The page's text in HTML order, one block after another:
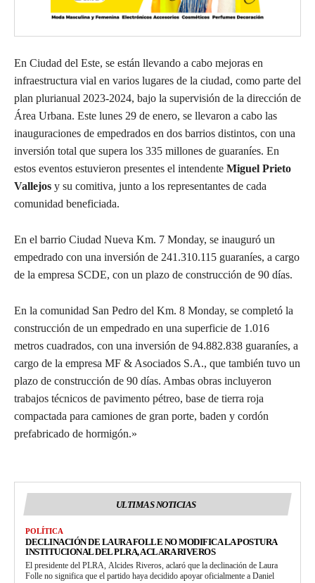
En Ciudad del Este, se están llevando a cabo mejoras en
infraestructura vial en varios lugares de la ciudad, como parte del
plan plurianual 2023-2024, bajo la supervisión de la dirección de
Área Urbana. Este lunes 29 de enero, se llevaron a cabo las
inauguraciones de empedrados en dos barrios distintos, con una
inversión total que supera los 335 millones de guaraníes. En
estos eventos estuvieron presentes el intendente Miguel Prieto
Vallejos y su comitiva, junto a los representantes de cada
comunidad beneficiada.
En el barrio Ciudad Nueva Km. 7 Monday, se inauguró un
empedrado con una inversión de 241.310.115 guaraníes, a cargo
de la empresa SCDE, con un plazo de construcción de 90 días.
En la comunidad San Pedro del Km. 8 Monday, se completó la
construcción de un empedrado en una superficie de 1.016
metros cuadrados, con una inversión de 94.882.838 guaraníes, a
cargo de la empresa MF & Asociados S.A., que también tuvo un
plazo de construcción de 90 días. Ambas obras incluyeron
trabajos técnicos de pavimento pétreo, base de tierra roja
compactada para camiones de gran porte, baden y cordón
prefabricado de hormigón.»
ULTIMAS NOTICIAS
POLÍTICA
DECLINACIÓN DE LAURA FOLLE NO MODIFICA LA POSTURA
INSTITUCIONAL DEL PLRA, ACLARA RIVEROS
El presidente del PLRA, Alcides Riveros, aclaró que la declinación de Laura
Folle no significa que el partido haya decidido apoyar oficialmente a Daniel